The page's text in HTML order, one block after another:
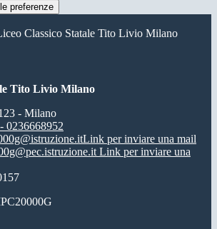
preferenze
Classico Statale Tito Livio Milano
Tito Livio Milano
- Milano
0236668952
Link per inviare una mail
Link per inviare una